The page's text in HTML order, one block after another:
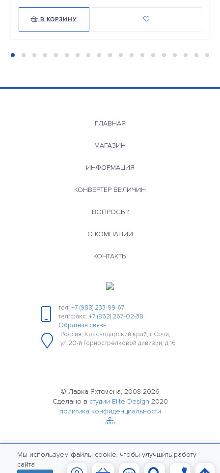
В КОРЗИНУ
ГЛАВНАЯ
МАГАЗИН
ИНФОРМАЦИЯ
КОНВЕРТЕР ВЕЛИЧИН
ВОПРОСЫ?
О КОМПАНИИ
КОНТАКТЫ
тел: +7 (988) 233-99-67
тел/факс: +7 (862) 267-02-38
Обратная связь
Россия, Краснодарский край, г.Сочи,
ул.20-й Горнострелковой дивизии, д 16
© Лавка Яхтсмена, 2008-2026
Сделано в студии Elite Design 2020
политика конфиденциальности
Мы используем файлы cookie, чтобы улучшить работу
сайта